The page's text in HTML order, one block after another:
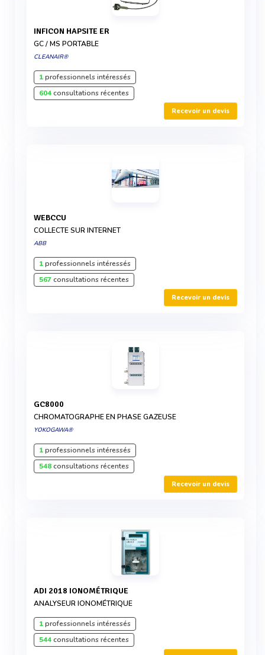
INFICON HAPSITE ER
GC / MS PORTABLE
CLEANAIR®
1professionnels intéressés
604consultations récentes
Recevoir un devis
WEBCCU
COLLECTE SUR INTERNET
ABB
1professionnels intéressés
567consultations récentes
Recevoir un devis
GC8000
CHROMATOGRAPHE EN PHASE GAZEUSE
YOKOGAWA®
1professionnels intéressés
548consultations récentes
Recevoir un devis
ADI 2018 IONOMÉTRIQUE
ANALYSEUR IONOMÉTRIQUE
1professionnels intéressés
544consultations récentes